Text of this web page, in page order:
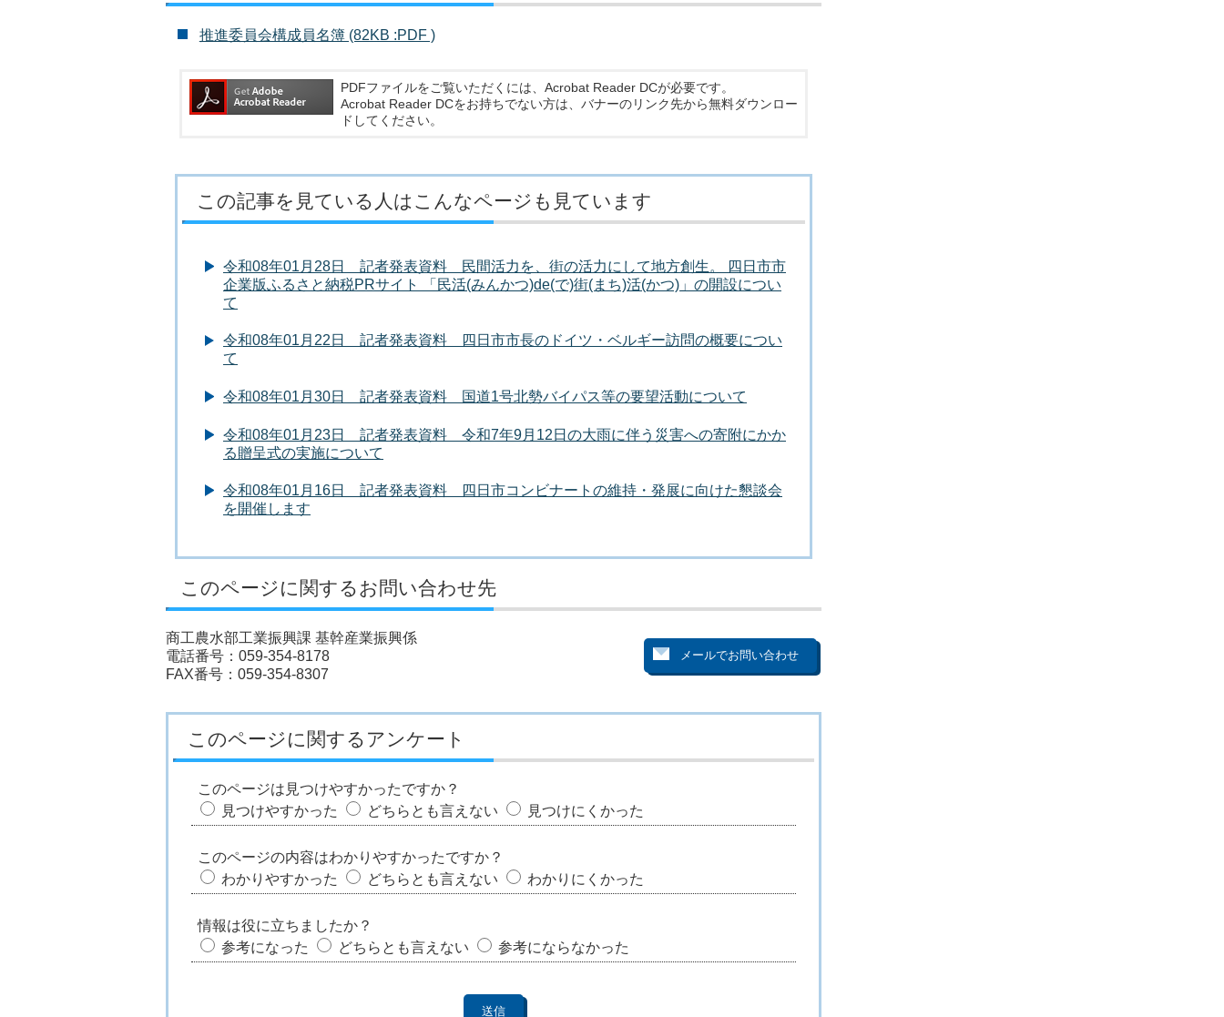
推進委員会構成員名簿 (82KB :PDF )
PDFファイルをご覧いただくには、Acrobat Reader DCが必要です。
Acrobat Reader DCをお持ちでない方は、バナーのリンク先から無料ダウンロー
ドしてください。
この記事を見ている人はこんなページも見ています
令和08年01月28日 記者発表資料 民間活力を、街の活力にして地方創生。 四日市市
企業版ふるさと納税PRサイト 「民活(みんかつ)de(で)街(まち)活(かつ)」の開設につい
て
令和08年01月22日 記者発表資料 四日市市長のドイツ・ベルギー訪問の概要につい
て
令和08年01月30日 記者発表資料 国道1号北勢バイパス等の要望活動について
令和08年01月23日 記者発表資料 令和7年9月12日の大雨に伴う災害への寄附にかか
る贈呈式の実施について
令和08年01月16日 記者発表資料 四日市コンビナートの維持・発展に向けた懇談会
を開催します
このページに関するお問い合わせ先
商工農水部工業振興課 基幹産業振興係
電話番号：059-354-8178
FAX番号：059-354-8307
このページに関するアンケート
このページは見つけやすかったですか？
見つけやすかった
どちらとも言えない 見つけにくかった
このページの内容はわかりやすかったですか？
わかりやすかった
どちらとも言えない わかりにくかった
情報は役に立ちましたか？
参考になった
どちらとも言えない 参考にならなかった